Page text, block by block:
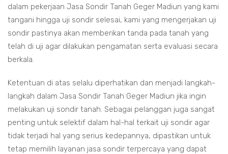
dalam pekerjaan Jasa Sondir Tanah Geger Madiun yang kami
tangani hingga uji sondir selesai, kami yang mengerjakan uji
sondir pastinya akan memberikan tanda pada tanah yang
telah di uji agar dilakukan pengamatan serta evaluasi secara
berkala.
Ketentuan di atas selalu diperhatikan dan menjadi langkah-
langkah dalam Jasa Sondir Tanah Geger Madiun jika ingin
melakukan uji sondir tanah. Sebagai pelanggan juga sangat
penting untuk selektif dalam hal-hal terkait uji sondir agar
tidak terjadi hal yang serius kedepannya, dipastikan untuk
tetap memilih layanan jasa sondir terpercaya yang dapat